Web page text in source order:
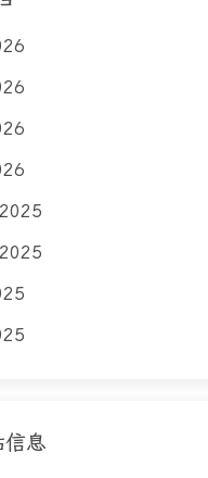
信息